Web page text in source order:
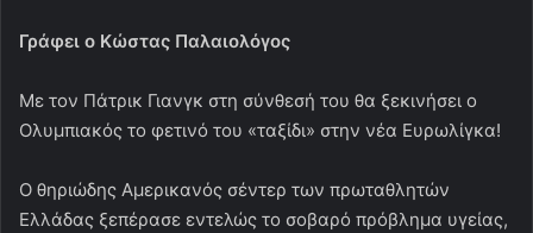
Γράφει ο Κώστας Παλαιολόγος
Με τον Πάτρικ Γιανγκ στη σύνθεσή του θα ξεκινήσει ο
Ολυμπιακός το φετινό του «ταξίδι» στην νέα Ευρωλίγκα!
Ο θηριώδης Αμερικανός σέντερ των πρωταθλητών
Ελλάδας ξεπέρασε εντελώς το σοβαρό πρόβλημα υγείας,